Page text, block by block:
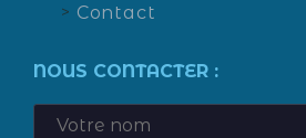
Contact
NOUS CONTACTER :